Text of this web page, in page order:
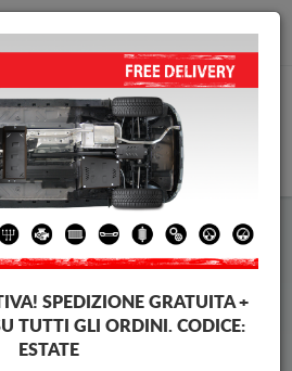
di acciaio
SPEDIZIONE GRATUITA +
TUTTI GLI ORDINI. CODICE:
ESTATE